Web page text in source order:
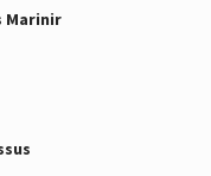
Marinir